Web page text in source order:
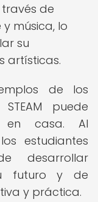
de
música, lo
su
artísticas.
de los
puede
en casa. Al
estudiantes
desarrollar
futuro y de
y práctica.